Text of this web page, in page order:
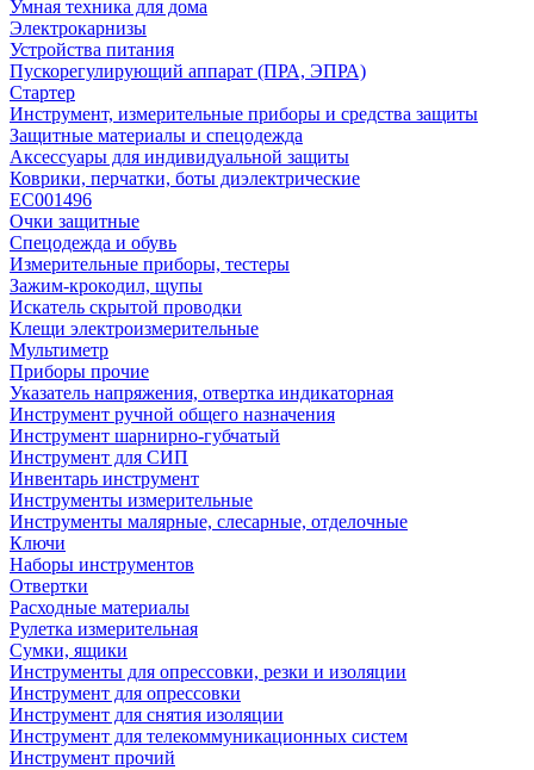
Умная техника для дома
Электрокарнизы
Устройства питания
Пускорегулирующий аппарат (ПРА, ЭПРА)
Стартер
Инструмент, измерительные приборы и средства защиты
Защитные материалы и спецодежда
Аксессуары для индивидуальной защиты
Коврики, перчатки, боты диэлектрические
EC001496
Очки защитные
Спецодежда и обувь
Измерительные приборы, тестеры
Зажим-крокодил, щупы
Искатель скрытой проводки
Клещи электроизмерительные
Мультиметр
Приборы прочие
Указатель напряжения, отвертка индикаторная
Инструмент ручной общего назначения
Инструмент шарнирно-губчатый
Инструмент для СИП
Инвентарь инструмент
Инструменты измерительные
Инструменты малярные, слесарные, отделочные
Ключи
Наборы инструментов
Отвертки
Расходные материалы
Рулетка измерительная
Сумки, ящики
Инструменты для опрессовки, резки и изоляции
Инструмент для опрессовки
Инструмент для снятия изоляции
Инструмент для телекоммуникационных систем
Инструмент прочий